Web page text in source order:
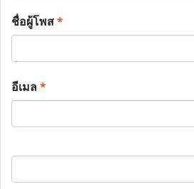
ชื่อผู้โพส*
อีเมล*